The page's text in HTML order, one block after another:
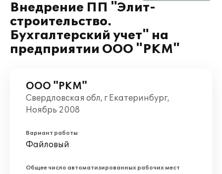
Внедрение ПП "Элит-
строительство.
Бухгалтерский учет" на
предприятии ООО "РКМ"
ООО "РКМ"
Свердловская обл, г Екатеринбург,
Ноябрь 2008
Вариант работы
Файловый
Общее число автоматизированных рабочих мест